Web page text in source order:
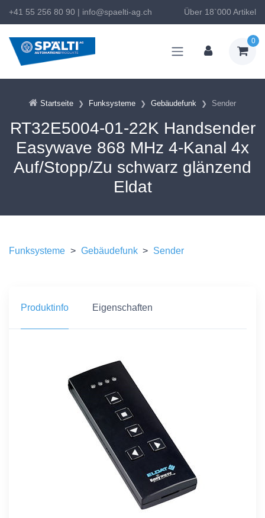
+41 55 256 80 90 | info@spaelti-ag.ch Über 18`000 Artikel
0
Startseite Funksysteme Gebäudefunk Sender
RT32E5004-01-22K Handsender
Easywave 868 MHz 4-Kanal 4x
Auf/Stopp/Zu schwarz glänzend
Eldat
Funksysteme > Gebäudefunk > Sender
Produktinfo Eigenschaften